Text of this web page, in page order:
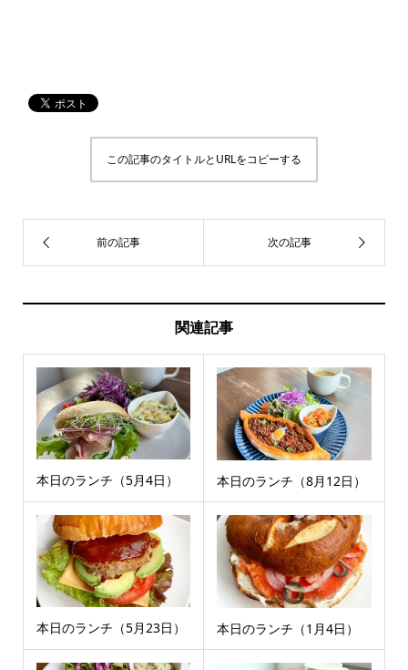
この記事のタイトルとURLをコピーする
関連記事
本日のランチ（5月4日） 本日のランチ（8月12日）
本日のランチ（5月23日） 本日のランチ（1月4日）